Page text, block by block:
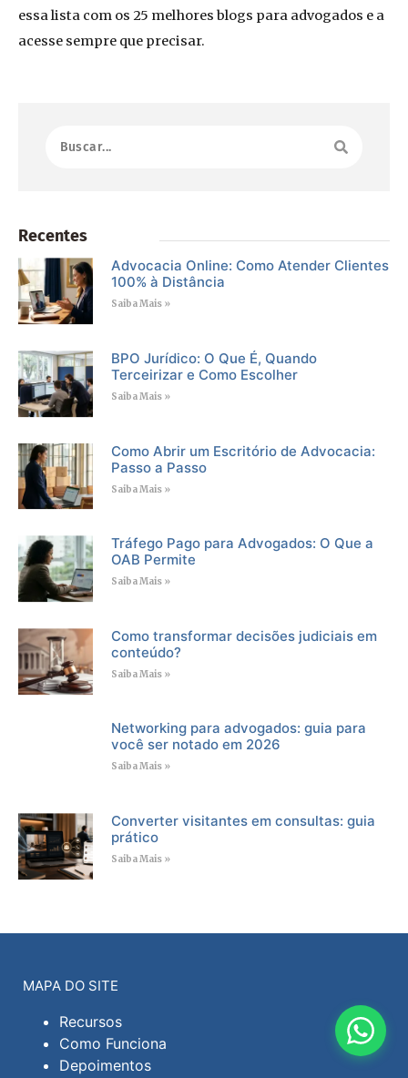
essa lista com os 25 melhores blogs para advogados e a
acesse sempre que precisar.
Recentes
Advocacia Online: Como Atender Clientes
100% à Distância
Saiba Mais »
BPO Jurídico: O Que É, Quando
Terceirizar e Como Escolher
Saiba Mais »
Como Abrir um Escritório de Advocacia:
Passo a Passo
Saiba Mais »
Tráfego Pago para Advogados: O Que a
OAB Permite
Saiba Mais »
Como transformar decisões judiciais em
conteúdo?
Saiba Mais »
Networking para advogados: guia para
você ser notado em 2026
Saiba Mais »
Converter visitantes em consultas: guia
prático
Saiba Mais »
MAPA DO SITE
Recursos
Como Funciona
Depoimentos